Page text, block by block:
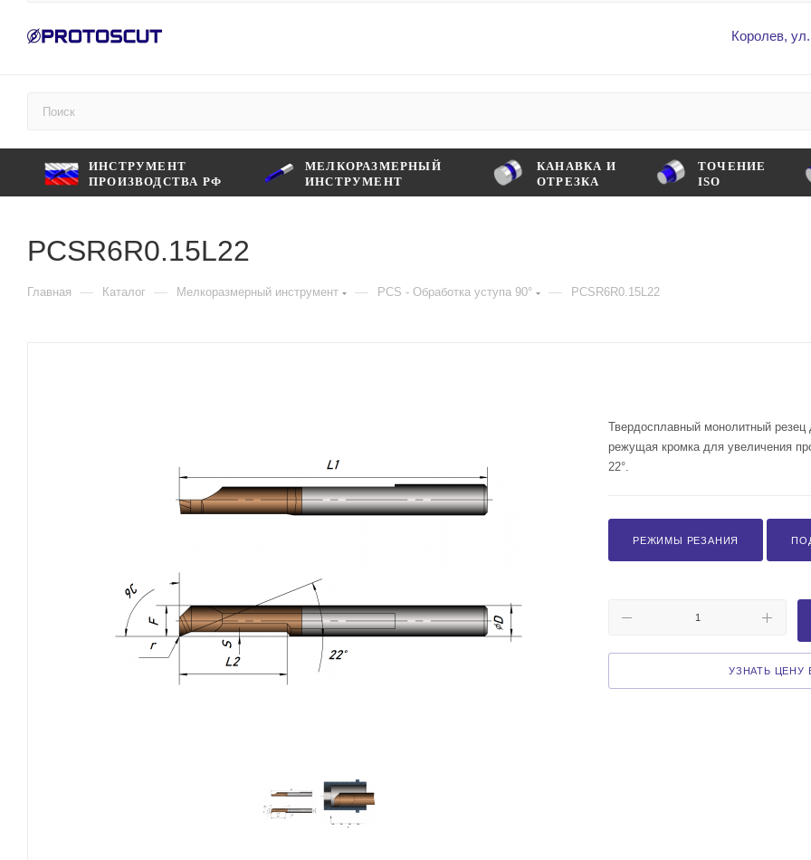
Королев,
ИНСТРУМЕНТ
ПРОИЗВОДСТВА РФ
МЕЛКОРАЗМЕРНЫЙ
ИНСТРУМЕНТ
КАНАВКА И
ОТРЕЗКА
ТОЧЕНИЕ
ISO
PCSR6R0.15L22
Главная — Каталог — Мелкоразмерный инструмент — PCS - Обработка уступа 90° — PCSR6R0.15L22
Твердосплавный монолитный резец
режущая кромка для увеличения
22°.
РЕЖИМЫ РЕЗАНИЯ
УЗНАТЬ ЦЕНУ